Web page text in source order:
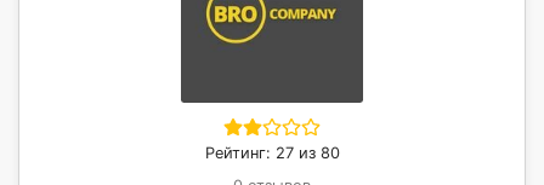
Рейтинг: 27 из 80